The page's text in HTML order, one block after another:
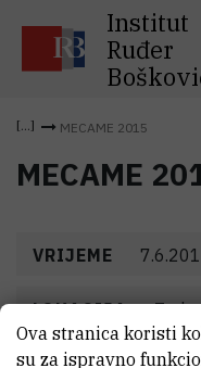
Institut
Ruđer
MECAME 2015
MECAME
VRIJEME
LOKACIJA Zadar
Ova stranica koristi
su za ispravno